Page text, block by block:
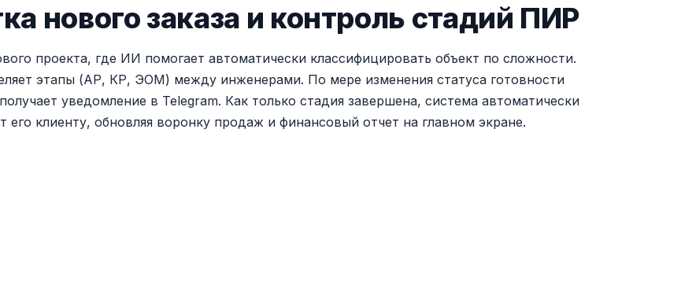
нового заказа и контроль стадий ПИР
проекта, где ИИ помогает автоматически классифицировать объект по сложности.
этапы (АР, КР, ЭОМ) между инженерами. По мере изменения статуса готовности
уведомление в Telegram. Как только стадия завершена, система автоматически
его клиенту, обновляя воронку продаж и финансовый отчет на главном экране.